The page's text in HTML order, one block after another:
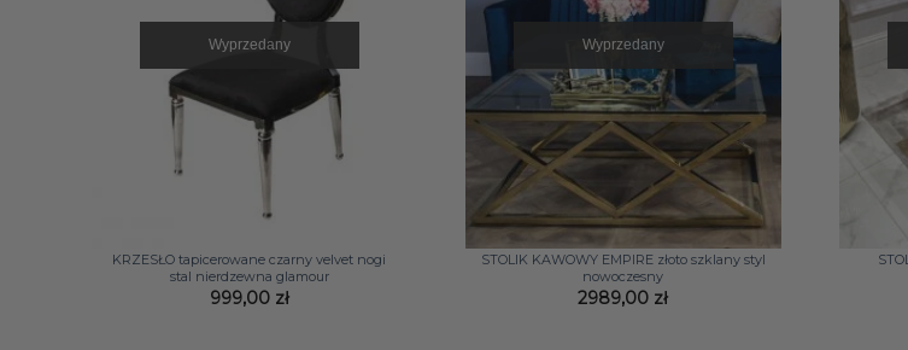
Wyprzedany
KRZESŁO tapicerowane czarny velvet nogi
stal nierdzewna glamour
999,00 zł
+
Wyprzedany
STOLIK KAWOWY EMPIRE złoto szklany styl
nowoczesny
2989,00 zł